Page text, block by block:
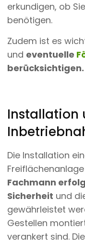
erkundigen, ob
benötigen.
Zudem ist es
und eventuelle
berücksichtigen.
Installation
Die Installation
Fachmann
Sicherheit und
gewährleistet
Gestellen
verankert sind.